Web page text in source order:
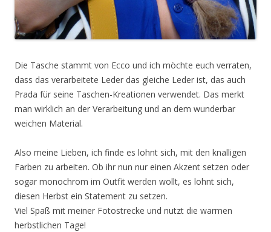
Die Tasche stammt von Ecco und ich möchte euch verraten,
dass das verarbeitete Leder das gleiche Leder ist, das auch
Prada für seine Taschen-Kreationen verwendet. Das merkt
man wirklich an der Verarbeitung und an dem wunderbar
weichen Material.
Also meine Lieben, ich finde es lohnt sich, mit den knalligen
Farben zu arbeiten. Ob ihr nun nur einen Akzent setzen oder
sogar monochrom im Outfit werden wollt, es lohnt sich,
diesen Herbst ein Statement zu setzen.
Viel Spaß mit meiner Fotostrecke und nutzt die warmen
herbstlichen Tage!